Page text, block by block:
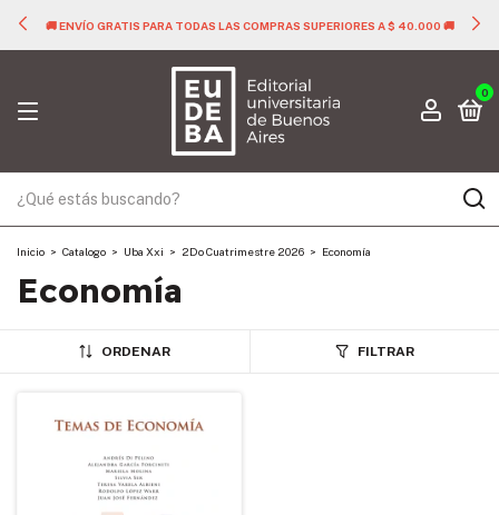
🚚 ENVÍO GRATIS PARA TODAS LAS COMPRAS SUPERIORES A $ 40.000 🚚
0
Inicio > Catalogo > Uba Xxi > 2Do Cuatrimestre 2026 > Economía
Economía
ORDENAR FILTRAR